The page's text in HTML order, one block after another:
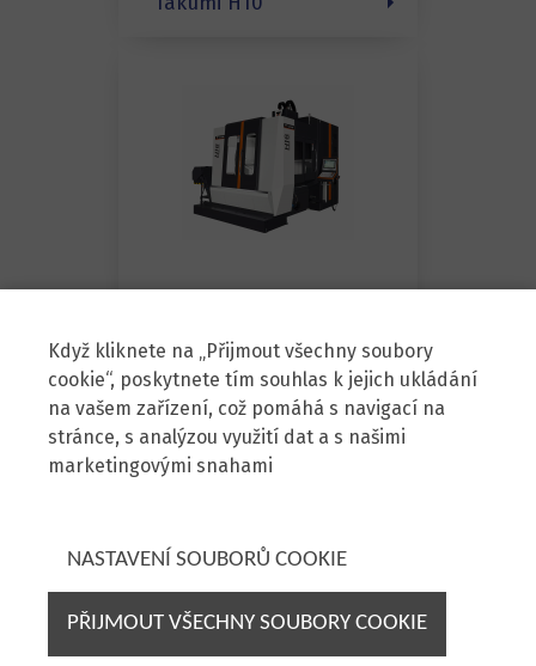
Prodej strojů:+420 725 778 384
stroje@zenit.cz
Servis strojů:+420 724 258 472
servis@zenit.cz
Když kliknete na „Přijmout všechny soubory
cookie“, poskytnete tím souhlas k jejich ukládání
na vašem zařízení, což pomáhá s navigací na
stránce, s analýzou využití dat a s našimi
marketingovými snahami
NASTAVENÍ SOUBORŮ COOKIE
PŘIJMOUT VŠECHNY SOUBORY COOKIE